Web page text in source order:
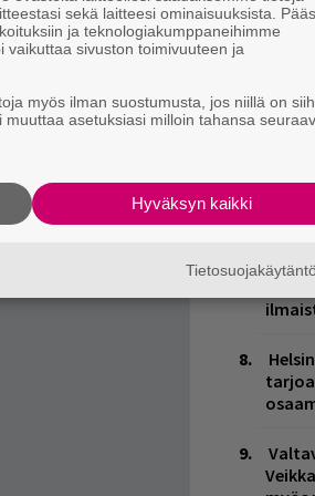
mutta Rumba
Åkessonin.
korvissa?
tarjoaa
herkkänahkaisempi
10-
sekä laitteesi ominaisuuksista.
ja teknologiakumppaneihimme
vaikuttaa sivuston toimivuuteen ja
myös ilman suostumusta, jos niillä on
asetuksiasi milloin tahansa
Hyväksyn kaikki